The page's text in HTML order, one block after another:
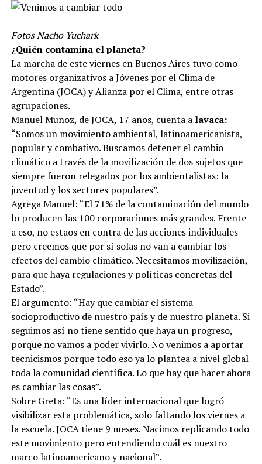
Fotos Nacho Yuchark
¿Quién contamina el planeta?
La marcha de este viernes en Buenos Aires tuvo como
motores organizativos a Jóvenes por el Clima de
Argentina (JOCA) y Alianza por el Clima, entre otras
agrupaciones.
Manuel Muñoz, de JOCA, 17 años, cuenta a lavaca:
“Somos un movimiento ambiental, latinoamericanista,
popular y combativo. Buscamos detener el cambio
climático a través de la movilización de dos sujetos que
siempre fueron relegados por los ambientalistas: la
juventud y los sectores populares”.
Agrega Manuel: “El 71% de la contaminación del mundo
lo producen las 100 corporaciones más grandes. Frente
a eso, no estaos en contra de las acciones individuales
pero creemos que por sí solas no van a cambiar los
efectos del cambio climático. Necesitamos movilización,
para que haya regulaciones y políticas concretas del
Estado”.
El argumento: “Hay que cambiar el sistema
socioproductivo de nuestro país y de nuestro planeta. Si
seguimos así no tiene sentido que haya un progreso,
porque no vamos a poder vivirlo. No venimos a aportar
tecnicismos porque todo eso ya lo plantea a nivel global
toda la comunidad científica. Lo que hay que hacer ahora
es cambiar las cosas”.
Sobre Greta: “Es una líder internacional que logró
visibilizar esta problemática, solo faltando los viernes a
la escuela. JOCA tiene 9 meses. Nacimos replicando todo
este movimiento pero entendiendo cuál es nuestro
marco latinoamericano y nacional”.